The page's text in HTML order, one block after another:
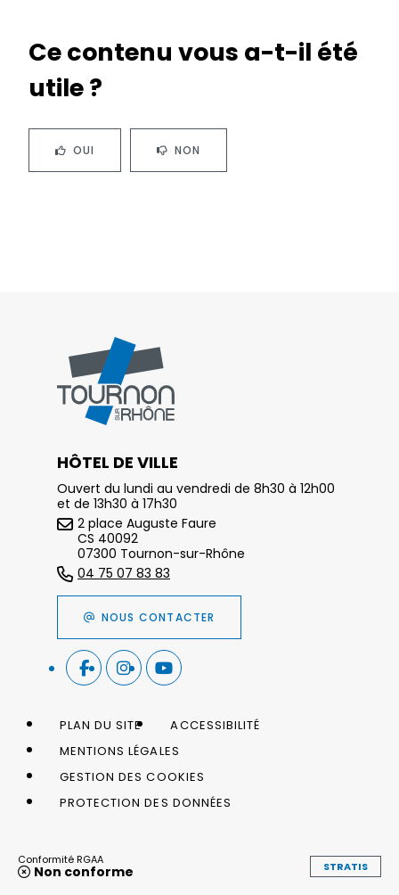
Ce contenu vous a-t-il été
utile ?
OUI NON
HÔTEL DE VILLE
Ouvert du lundi au vendredi de 8h30 à 12h00
et de 13h30 à 17h30
2 place Auguste Faure
CS 40092
07300 Tournon-sur-Rhône
04 75 07 83 83
NOUS CONTACTER
PLAN DU SITE
ACCESSIBILITÉ
MENTIONS LÉGALES
GESTION DES COOKIES
PROTECTION DES DONNÉES
Conformité RGAA
Non conforme STRATIS